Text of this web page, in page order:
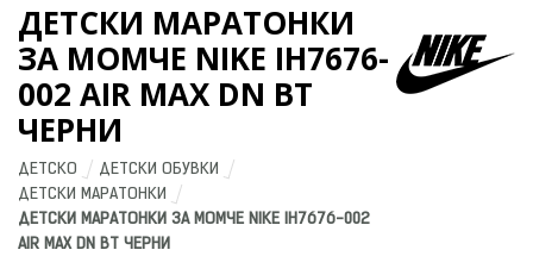
ДЕТСКИ МАРАТОНКИ
ЗА МОМЧЕ NIKE IH7676-
002 AIR MAX DN BT
ЧЕРНИ
ДЕТСКО
ДЕТСКИ ОБУВКИ
ДЕТСКИ МАРАТОНКИ
ДЕТСКИ МАРАТОНКИ ЗА МОМЧЕ NIKE IH7676-002
AIR MAX DN BT ЧЕРНИ